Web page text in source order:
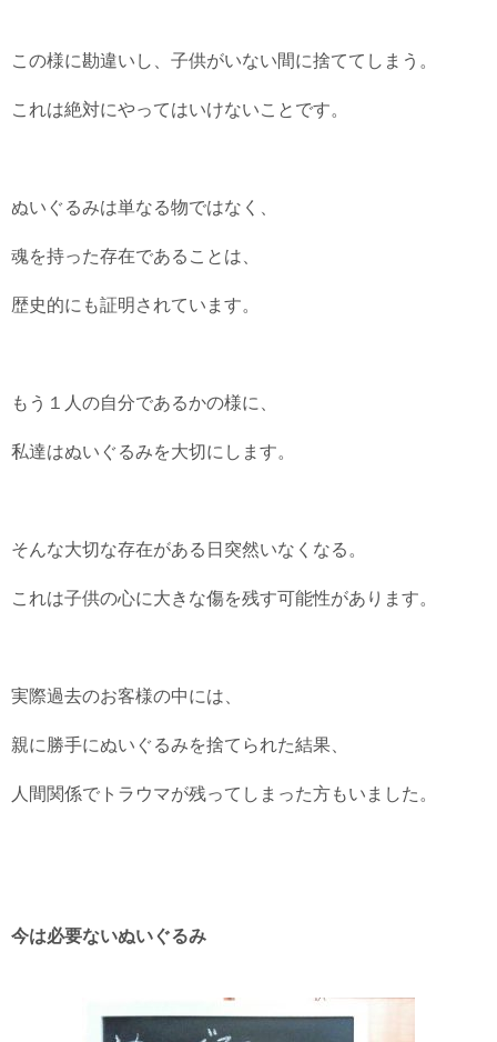
この様に勘違いし、子供がいない間に捨ててしまう。
これは絶対にやってはいけないことです。
ぬいぐるみは単なる物ではなく、
魂を持った存在であることは、
歴史的にも証明されています。
もう１人の自分であるかの様に、
私達はぬいぐるみを大切にします。
そんな大切な存在がある日突然いなくなる。
これは子供の心に大きな傷を残す可能性があります。
実際過去のお客様の中には、
親に勝手にぬいぐるみを捨てられた結果、
人間関係でトラウマが残ってしまった方もいました。
今は必要ないぬいぐるみ